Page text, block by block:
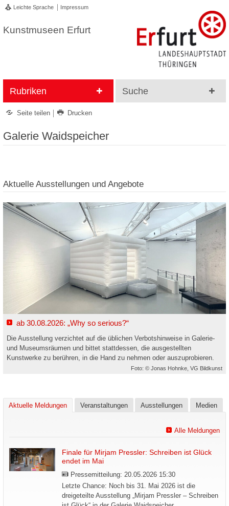
Leichte Sprache Impressum
Kunstmuseen Erfurt
Rubriken Suche
Seite teilen Drucken
Galerie Waidspeicher
Aktuelle Ausstellungen und Angebote
ab 30.08.2026: „Why so serious?“
Die Ausstellung verzichtet auf die üblichen Verbotshinweise in Galerie-
und Museumsräumen und bittet stattdessen, die ausgestellten
Kunstwerke zu berühren, in die Hand zu nehmen oder auszuprobieren.
Foto: © Jonas Hohnke, VG Bildkunst
Aktuelle Meldungen Veranstaltungen Ausstellungen Medien
Alle Meldungen
Finale für Mirjam Pressler: Schreiben ist Glück
endet im Mai
Pressemitteilung: 20.05.2026 15:30
Letzte Chance: Noch bis 31. Mai 2026 ist die
dreigeteilte Ausstellung „Mirjam Pressler – Schreiben